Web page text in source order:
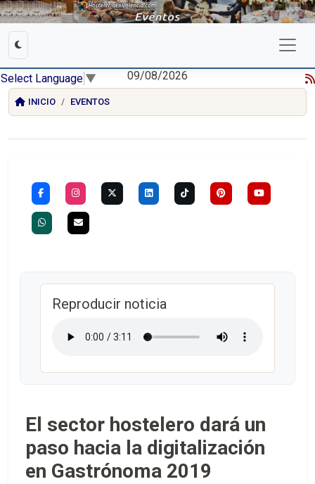
Select Language ▼ 09/08/2026
INICIO EVENTOS
Reproducir noticia
El sector hostelero dará un
paso hacia la digitalización
en Gastrónoma 2019